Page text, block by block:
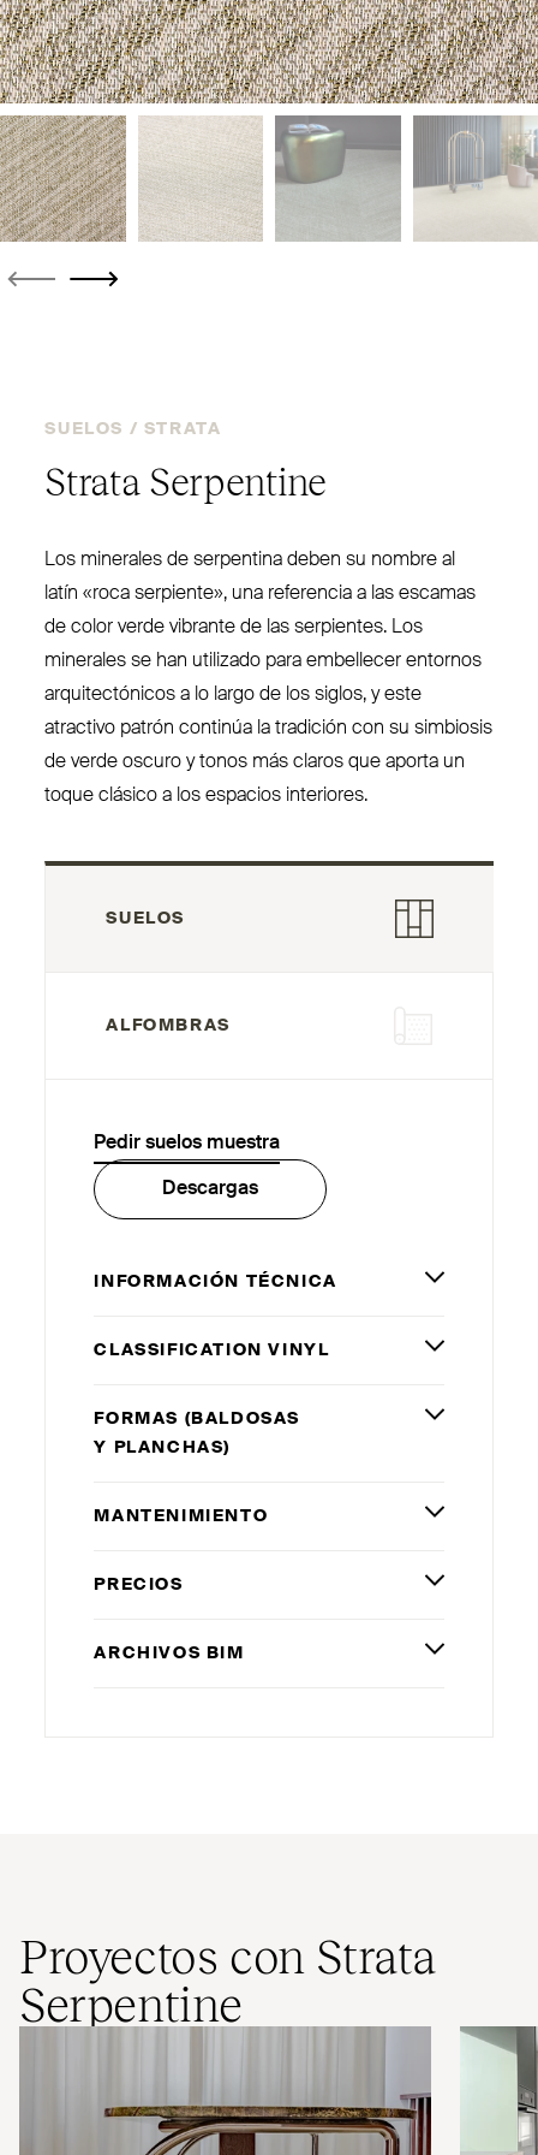
SUELOS / STRATA
Strata Serpentine
Los minerales de ser­pentina deben su nombre al
latín «roca serpiente», una referencia a las escamas
de color verde vibrante de las ser­pientes. Los
minerales se han utilizado para embellecer entornos
arqui­tec­tónicos a lo largo de los siglos, y este
atractivo patrón continúa la tradición con su simbiosis
de verde oscuro y tonos más claros que aporta un
toque clásico a los espacios interiores.
SUELOS
ALFOMBRAS
Pedir suelos muestra
Descargas
INFORMACIÓN TÉCNICA
CLASSIFICATION VINYL
FORMAS (BALDOSAS
Y PLANCHAS)
MANTENIMIENTO
PRECIOS
ARCHIVOS BIM
Proyectos con Strata
Serpentine